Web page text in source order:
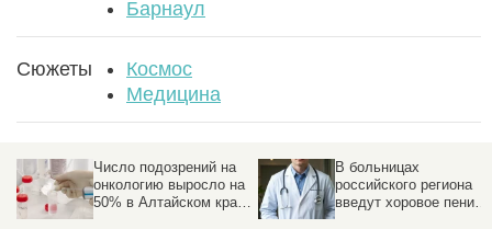
Барнаул
Сюжеты
Космос
Медицина
Число подозрений на
онкологию выросло на
50% в Алтайском крае.
Почему это хорошо,
В больницах
российского региона
введут хоровое пение
для здоровья